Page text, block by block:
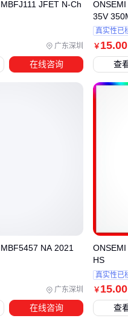
什么买完6k7g电子管还
6k7g电子管后，配套设备的
常见的兼容性问题往往出现
的输出稳定
乏散热设计的密闭机箱会加速
化学残留物和氧化物堆积会改
至少3cm径向间隙利于空气
免与变压器等发热元件直接叠放
聚四氟乙
易被忽视的6k7g电子管
广东深圳
JFET N-Ch
在线咨询
￥15.00
35V
真实性已
查
广东深圳
NA 2021
在线咨询
￥ 15.00
ONSEMI 电子管 MMBFJ112 NA 18+RO
HS
真实性已
查